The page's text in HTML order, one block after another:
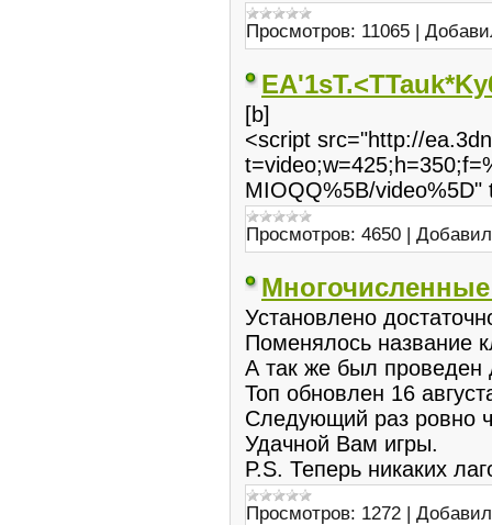
Просмотров: 11065 |
[b]
<script src="http://
MIOQQ%5B/
Просмотров: 4650 |
Установлено
Поменялось название
А так же был проведен
Топ обновлен 16
Следующий раз ровно
Удачной Вам игры.
P.S. Теперь никаких
Просмотров: 1272 |